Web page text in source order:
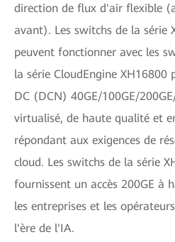
direction de flux d'air flexible
avant). Les switchs de la série
peuvent fonctionner avec les
la série CloudEngine XH16800
DC (DCN) 40GE/100GE/
virtualisé, de haute qualité et
répondant aux exigences de
cloud. Les switchs de la série
fournissent un accès 200GE à
les entreprises et les
l'ère de l'IA.